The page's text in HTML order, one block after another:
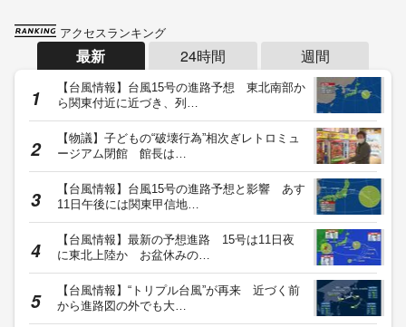
アクセスランキング
最新 24時間 週間
【台風情報】台風15号の進路予想 東北南部か
ら関東付近に近づき、列…
【物議】子どもの“破壊行為”相次ぎレトロミュ
ージアム閉館 館長は…
【台風情報】台風15号の進路予想と影響 あす
11日午後には関東甲信地…
【台風情報】最新の予想進路 15号は11日夜
に東北上陸か お盆休みの…
【台風情報】“トリプル台風”が再来 近づく前
から進路図の外でも大…